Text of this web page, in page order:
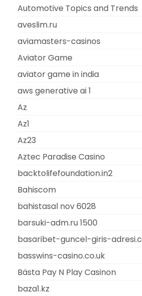
Automotive Topics and Trends
aveslim.ru
aviamasters-casinos
Aviator Game
aviator game in india
aws generative ai 1
Az
Az1
Az23
Aztec Paradise Casino
backtolifefoundation.in2
Bahiscom
bahistasal nov 6028
barsuki-adm.ru 1500
basaribet-guncel-giris-
basswins-casino.co.uk
Bästa Pay N Play Casinon
baza1.kz